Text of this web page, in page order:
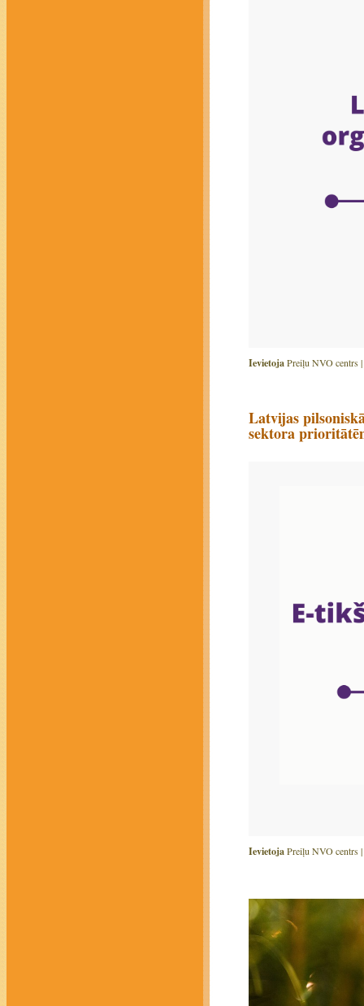
IevietojaPreiļu NVO centrs |
Latvijas
sektora
IevietojaPreiļu NVO centrs |